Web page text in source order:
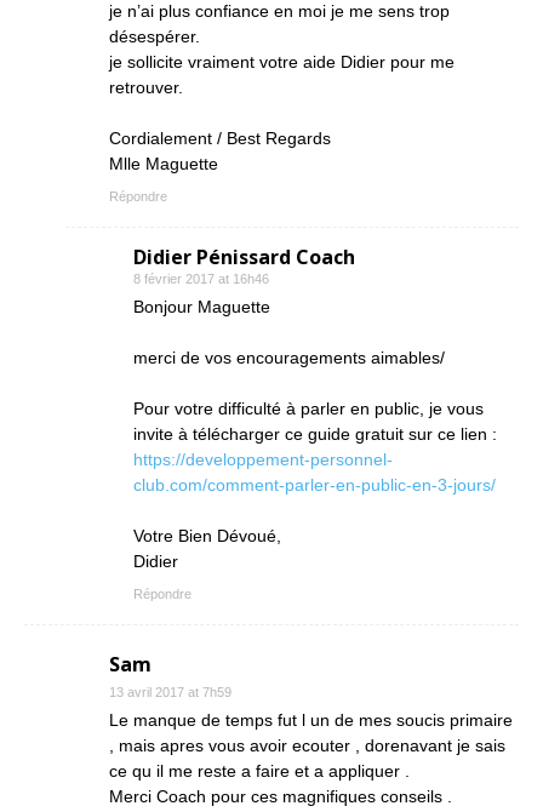
je n’ai plus confiance en moi je me sens trop
désespérer.
je sollicite vraiment votre aide Didier pour me
retrouver.
Cordialement / Best Regards
Mlle Maguette
Répondre
Didier Pénissard Coach
8 février 2017 at 16h46
Bonjour Maguette
merci de vos encouragements aimables/
Pour votre difficulté à parler en public, je vous
invite à télécharger ce guide gratuit sur ce lien :
https://developpement-personnel-
club.com/comment-parler-en-public-en-3-jours/
Votre Bien Dévoué,
Didier
Répondre
Sam
13 avril 2017 at 7h59
Le manque de temps fut l un de mes soucis primaire
, mais apres vous avoir ecouter , dorenavant je sais
ce qu il me reste a faire et a appliquer .
Merci Coach pour ces magnifiques conseils .